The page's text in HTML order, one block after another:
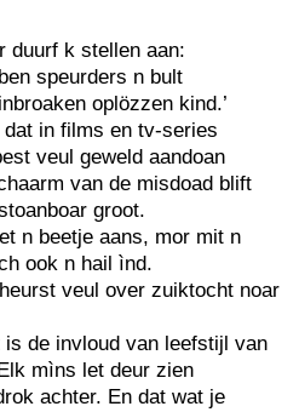
duurf k stellen aan:
speurders n bult
oplözzen kind.’
in films en tv-series
veul geweld aandoan
van de misdoad blift
groot.
n beetje aans, mor mit n
ook n hail ìnd.
veul over zuiktocht noar
is de invloud van leefstijl van
mìns let deur zien
achter. En dat wat je